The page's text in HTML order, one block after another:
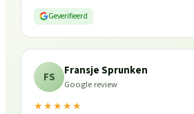
Geverifieerd
FS Fransje Sprunken
Google review
★★★★★